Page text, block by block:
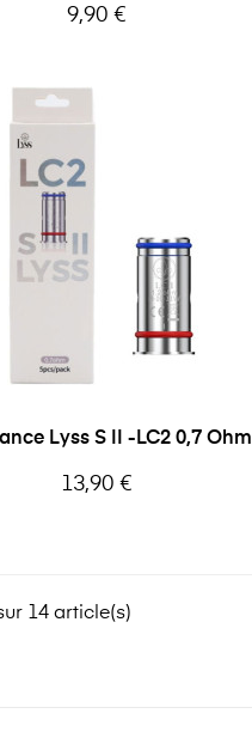
Prix
9,90 €
Lyss S II -LC2 0,7 Ohm
Prix
13,90 €
14 article(s)